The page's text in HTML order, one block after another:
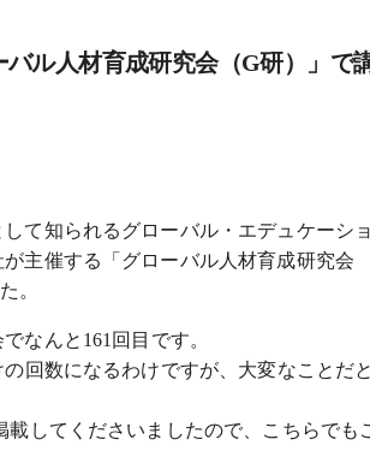
ル人材育成研究会（G研）」で
て知られるグローバル・エデュケーショ
主催する「グローバル人材育成研究会
。
なんと161回目です。
回数になるわけですが、大変なことだと
してくださいましたので、こちらでも